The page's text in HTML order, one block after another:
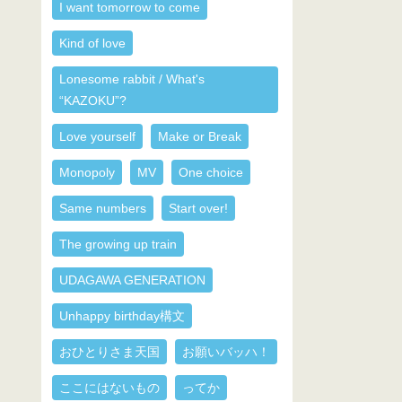
I want tomorrow to come
Kind of love
Lonesome rabbit / What's
“KAZOKU”?
Love yourself Make or Break
Monopoly MV One choice
Same numbers Start over!
The growing up train
UDAGAWA GENERATION
Unhappy birthday構文
おひとりさま天国 お願いバッハ！
ここにはないもの ってか